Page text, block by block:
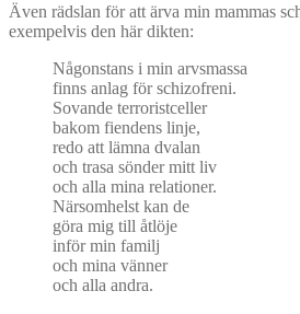
Även rädslan för att ärva min mammas
exempelvis den här dikten:
Någonstans i min arvsmassa
finns anlag för schizofreni.
Sovande terroristceller
bakom fiendens linje,
redo att lämna dvalan
och trasa sönder mitt liv
och alla mina relationer.
Närsomhelst kan de
göra mig till åtlöje
inför min familj
och mina vänner
och alla andra.